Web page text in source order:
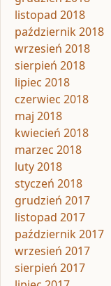
listopad 2018
październik 2018
wrzesień 2018
sierpień 2018
lipiec 2018
czerwiec 2018
maj 2018
kwiecień 2018
marzec 2018
luty 2018
styczeń 2018
grudzień 2017
listopad 2017
październik 2017
wrzesień 2017
sierpień 2017